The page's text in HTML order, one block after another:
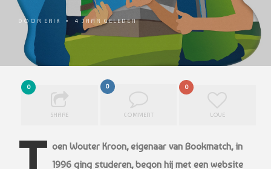
DOOR ERIK • 4 JAAR GELEDEN
0
SHARE
0
COMMENT
0
LOVE
oen Wouter Kroon, eigenaar van Bookmatch, in
1996 ging studeren, begon hij met een website